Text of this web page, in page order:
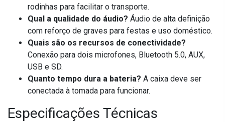
rodinhas para facilitar o transporte.
Qual a qualidade do áudio? Áudio de alta definição
com reforço de graves para festas e uso doméstico.
Quais são os recursos de conectividade?
Conexão para dois microfones, Bluetooth 5.0, AUX,
USB e SD.
Quanto tempo dura a bateria? A caixa deve ser
conectada à tomada para funcionar.
Especificações Técnicas